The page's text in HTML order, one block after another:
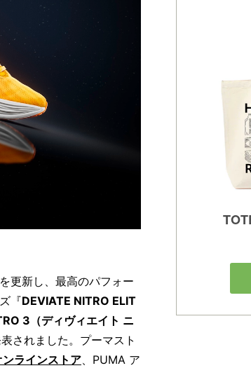
更新し、最高のパフォー
『DEVIATE NITRO ELIT
3（ディヴィエイト ニ
されました。プーマスト
ラインストア、PUMA ア